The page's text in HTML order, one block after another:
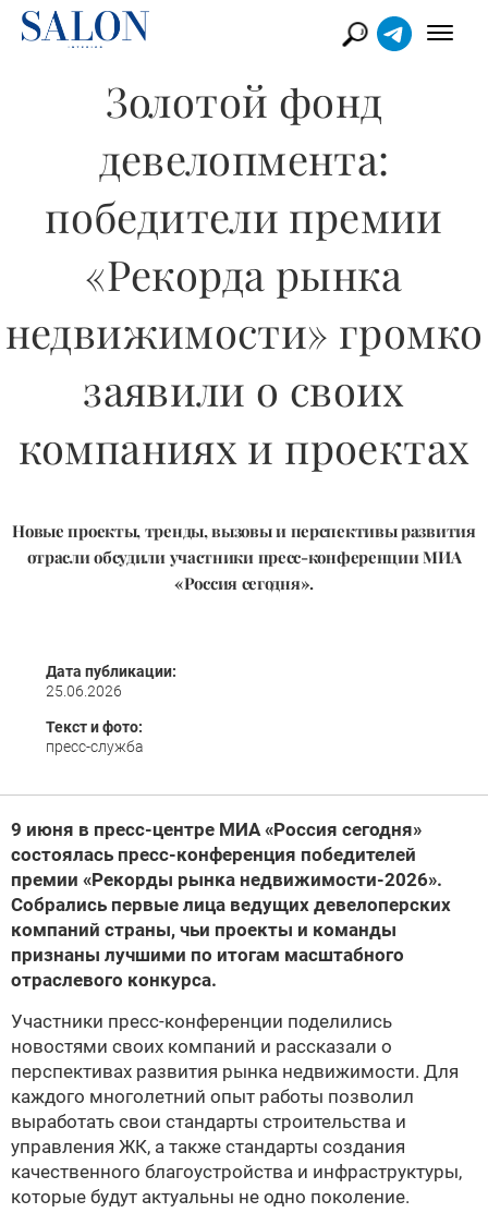
Золотой фонд
девелопмента:
победители премии
«Рекорда рынка
недвижимости» громко
заявили о своих
компаниях и проектах
Новые проекты, тренды, вызовы и перспективы развития
отрасли обсудили участники пресс-конференции МИА
«Россия сегодня».
Дата публикации:
25.06.2026
Текст и фото:
пресс-служба
9 июня в пресс-центре МИА «Россия сегодня»
состоялась пресс-конференция победителей
премии «Рекорды рынка недвижимости-2026».
Собрались первые лица ведущих девелоперских
компаний страны, чьи проекты и команды
признаны лучшими по итогам масштабного
отраслевого конкурса.
Участники пресс-конференции поделились
новостями своих компаний и рассказали о
перспективах развития рынка недвижимости. Для
каждого многолетний опыт работы позволил
выработать свои стандарты строительства и
управления ЖК, а также стандарты создания
качественного благоустройства и инфраструктуры,
которые будут актуальны не одно поколение.